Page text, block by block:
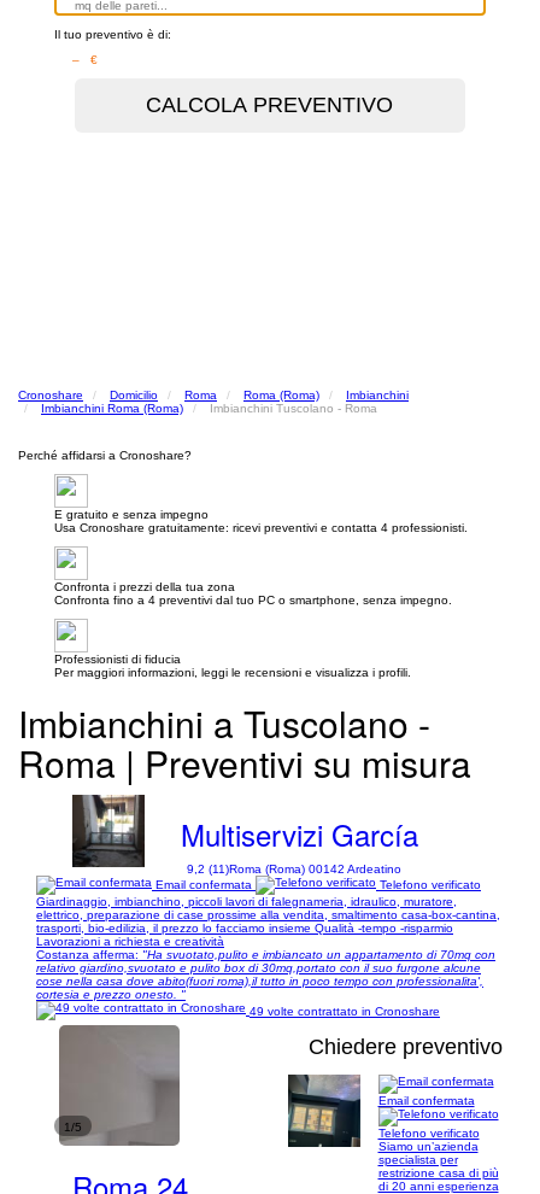
Il tuo preventivo è di:
– €
Cronoshare Domicilio Roma Roma (Roma)
Imbianchini
Imbianchini Roma (Roma)
Imbianchini Tuscolano - Roma
Perché affidarsi a Cronoshare?
E gratuito e senza impegno
Usa Cronoshare gratuitamente: ricevi preventivi e contatta 4 professionisti.
Confronta i prezzi della tua zona
Confronta fino a 4 preventivi dal tuo PC o smartphone, senza impegno.
Professionisti di fiducia
Per maggiori informazioni, leggi le recensioni e visualizza i profili.
Imbianchini a Tuscolano -
Roma | Preventivi su misura
Multiservizi García
9,2 (11)Roma (Roma) 00142 Ardeatino
Email confermata
Telefono verificato
Giardinaggio, imbianchino, piccoli lavori di falegnameria, idraulico, muratore,
elettrico, preparazione di case prossime alla vendita, smaltimento casa-box-cantina,
trasporti, bio-edilizia, il prezzo lo facciamo insieme Qualità -tempo -risparmio
Lavorazioni a richiesta e creatività
Costanza afferma: "Ha svuotato,pulito e imbiancato un appartamento di 70mq con
relativo giardino,svuotato e pulito box di 30mq,portato con il suo furgone alcune
cose nella casa dove abito(fuori roma),il tutto in poco tempo con professionalita',
cortesia e prezzo onesto. "
49 volte contrattato in Cronoshare
1/5
Chiedere preventivo
Roma 24
Email confermata
Telefono verificato
Siamo un’azienda
specialista per
restrizione casa di più
di 20 anni esperienza